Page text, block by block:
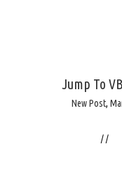
Jump To
New Post,
/ /